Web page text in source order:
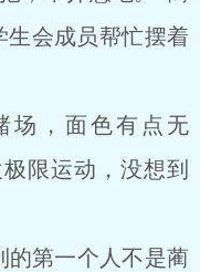
生会成员帮忙摆着
，面色有点无
限运动，没想到
第一个人不是蔺